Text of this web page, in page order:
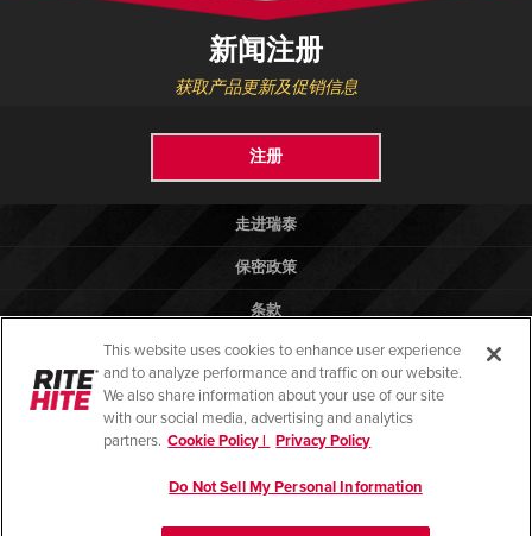
新闻注册
获取产品更新及促销信息
注册
走进瑞泰
保密政策
条款
法律法规
帮助
This website uses cookies to enhance user experience
and to analyze performance and traffic on our website.
We also share information about your use of our site
with our social media, advertising and analytics
partners. Cookie Policy | Privacy Policy
Do Not Sell My Personal Information